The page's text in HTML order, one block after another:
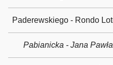
Paderewskiego - Rondo
Pabianicka - Jana